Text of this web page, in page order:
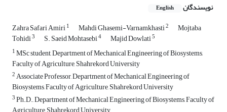
نویسندگان English
Zahra Safari Amiri1 Mahdi Ghasemi-Varnamkhasti2 Mojtaba
Tohidi3 S. Saeid Mohtasebi4 Majid Dowlati5
1MSc student, Department of Mechanical Engineering of Biosystems,
Faculty of Agriculture, Shahrekord University
2Associate Professor, Department of Mechanical Engineering of
Biosystems, Faculty of Agriculture, Shahrekord University
3Ph.D., Department of Mechanical Engineering of Biosystems, Faculty of